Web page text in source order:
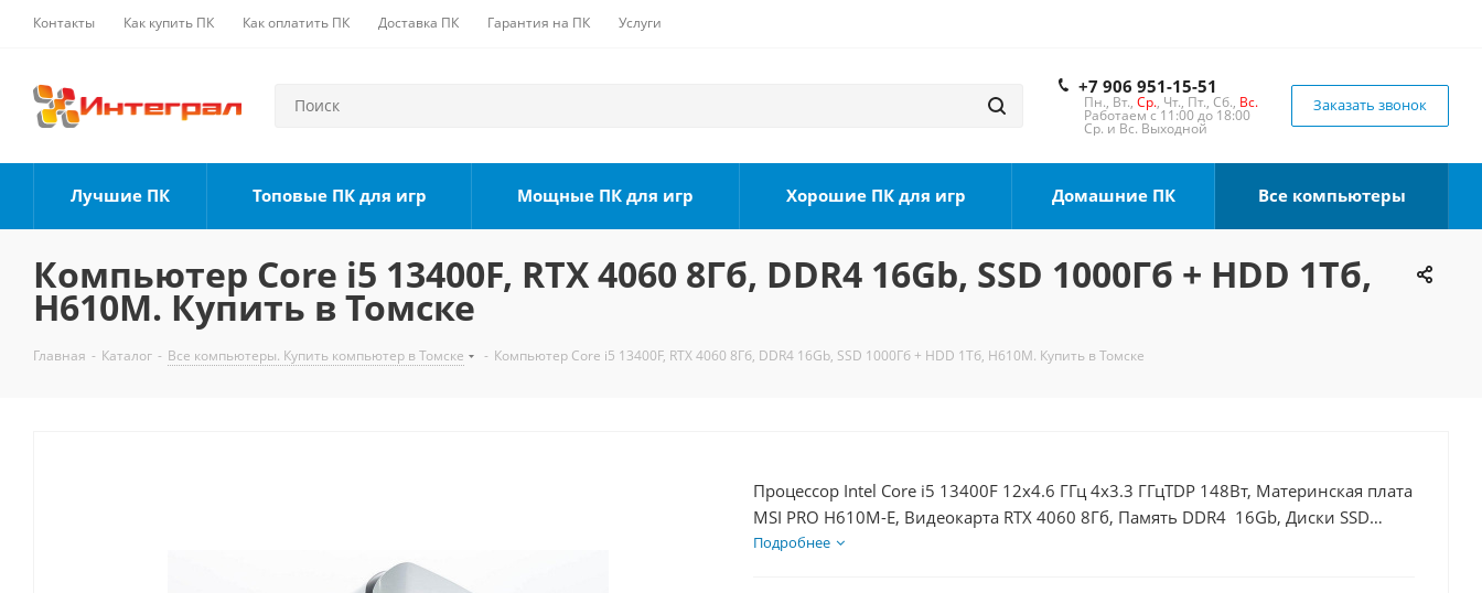
Контакты Как купить ПК Как оплатить ПК Доставка ПК Гарантия на ПК Услуги
+7 906 951-15-51
Пн., Вт., Ср., Чт., Пт., Сб., Вс.
Работаем с 11:00 до 18:00
Ср. и Вс. Выходной
Заказать звонок
Лучшие ПК Топовые ПК для игр Мощные ПК для игр Хорошие ПК для игр Домашние ПК Все компьютеры
Компьютер Core i5 13400F, RTX 4060 8Гб, DDR4 16Gb, SSD 1000Гб + HDD 1Тб,
H610M. Купить в Томске
Главная - Каталог - Все компьютеры. Купить компьютер в Томске - Компьютер Core i5 13400F, RTX 4060 8Гб, DDR4 16Gb, SSD 1000Гб + HDD 1Тб, H610M. Купить в Томске
Процессор Intel Core i5 13400F 12x4.6 ГГц 4x3.3 ГГцTDP 148Вт, Материнская плата
MSI PRO H610M-E, Видеокарта RTX 4060 8Гб, Память DDR4 16Gb, Диски SSD
1000Гб + HDD 1Тб, БП 600Вт
Подробнее